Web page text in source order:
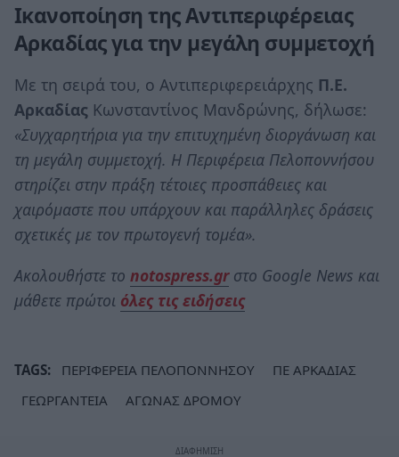
Ικανοποίηση της Αντιπεριφέρειας
Αρκαδίας για την μεγάλη συμμετοχή
Με τη σειρά του, ο Αντιπεριφερειάρχης Π.Ε.
Αρκαδίας Κωνσταντίνος Μανδρώνης, δήλωσε:
«Συγχαρητήρια για την επιτυχημένη διοργάνωση και
τη μεγάλη συμμετοχή. Η Περιφέρεια Πελοποννήσου
στηρίζει στην πράξη τέτοιες προσπάθειες και
χαιρόμαστε που υπάρχουν και παράλληλες δράσεις
σχετικές με τον πρωτογενή τομέα».
Ακολουθήστε το notospress.grστο Google News και
μάθετε πρώτοι όλες τις ειδήσεις
TAGS: ΠΕΡΙΦΕΡΕΙΑ ΠΕΛΟΠΟΝΝΗΣΟΥ
ΠΕ ΑΡΚΑΔΙΑΣ
ΓΕΩΡΓΑΝΤΕΙΑ
ΑΓΩΝΑΣ ΔΡΟΜΟΥ